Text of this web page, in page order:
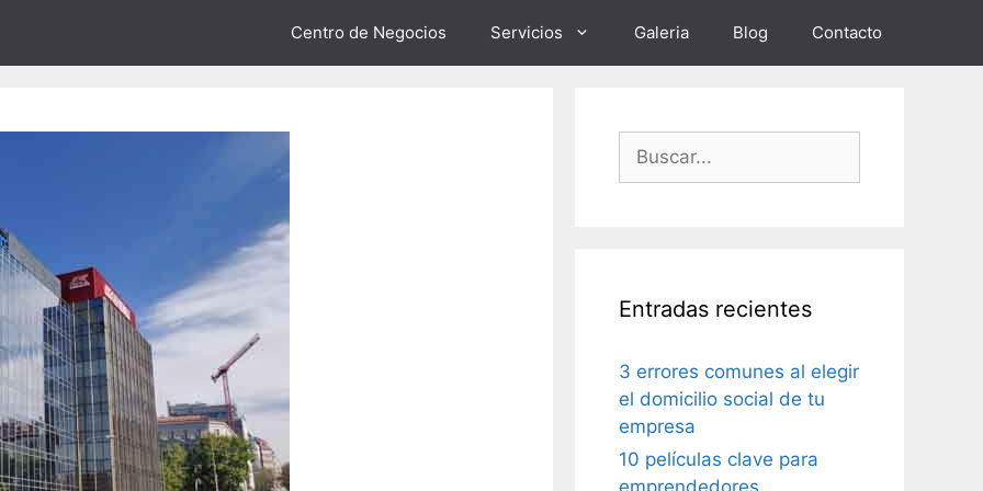
Centro de Negocios Servicios Galeria Blog Contacto
Buscar:
Entradas recientes
3 errores comunes al elegir
el domicilio social de tu
empresa
10 películas clave para
emprendedores